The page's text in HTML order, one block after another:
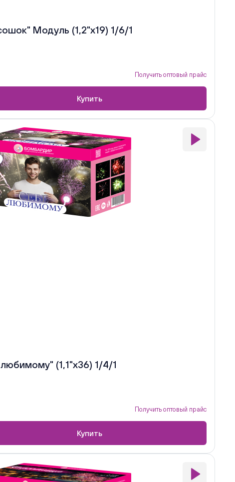
Модуль (1,2"х19) 1/6/1
Получить оптовый прайс
Купить
(1,1"х36) 1/4/1
Получить оптовый прайс
Купить